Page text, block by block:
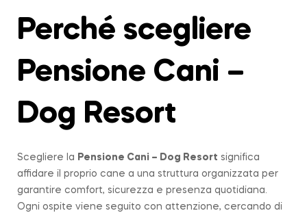
Perché scegliere
Pensione Cani –
Dog Resort
Scegliere la Pensione Cani – Dog Resort significa
affidare il proprio cane a una struttura organizzata per
garantire comfort, sicurezza e presenza quotidiana.
Ogni ospite viene seguito con attenzione, cercando di